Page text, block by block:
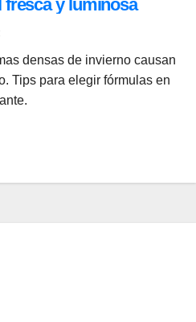
fresca y luminosa
densas de invierno causan
Tips para elegir fórmulas en